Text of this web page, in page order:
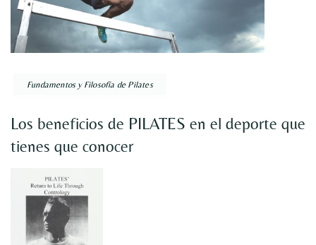
Fundamentos y Filosofía de Pilates
Los beneficios de PILATES en el deporte que
tienes que conocer